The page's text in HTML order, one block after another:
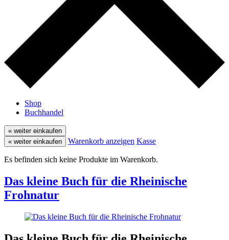
Shop
Buchhandel
« weiter einkaufen
« weiter einkaufen
Warenkorb anzeigen Kasse
Es befinden sich keine Produkte im Warenkorb.
Das kleine Buch für die Rheinische
Frohnatur